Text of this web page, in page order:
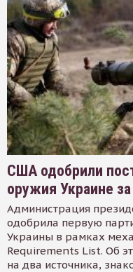
США одобрили
оружия Украине
Администрация
одобрила первую
Украины в рамках
Requirements List. Об
на два источника,